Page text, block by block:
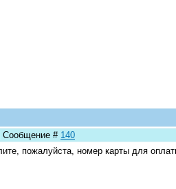
Сообщение # 140
пожалуйста, номер карты для